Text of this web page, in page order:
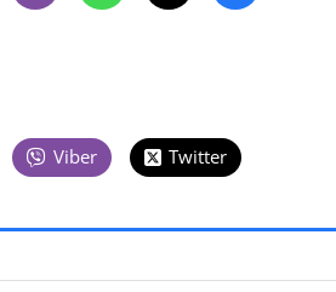
Viber Twitter